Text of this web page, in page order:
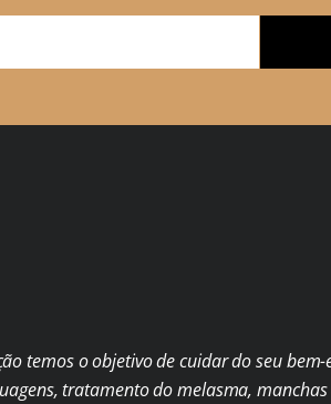
temos o objetivo de cuidar do seu bem-
tratamento do melasma, manchas